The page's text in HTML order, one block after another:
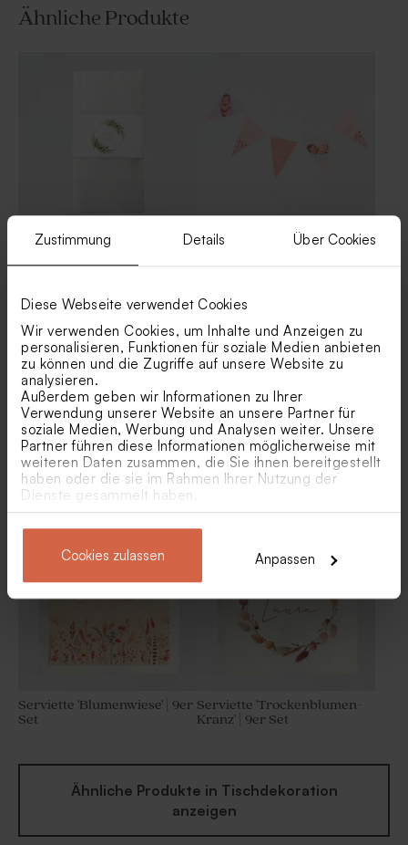
Zustimmung Details Über Cookies
Diese Webseite verwendet Cookies
Wir verwenden Cookies, um Inhalte und Anzeigen zu
personalisieren, Funktionen für soziale Medien anbieten
zu können und die Zugriffe auf unsere Website zu
analysieren.
Außerdem geben wir Informationen zu Ihrer
Verwendung unserer Website an unsere Partner für
soziale Medien, Werbung und Analysen weiter. Unsere
Partner führen diese Informationen möglicherweise mit
weiteren Daten zusammen, die Sie ihnen bereitgestellt
haben oder die sie im Rahmen Ihrer Nutzung der
Dienste gesammelt haben.
Cookies zulassen Anpassen
Ähnliche Produkte
Serviettenbanderole im
Personalisierte Girlande im
Personalisierte Girlande mit
Fotos
Girlande 'Indianerfuchs'
Serviette 'Blumenwiese' | 9er
Set
Serviette 'Trockenblumen-
Kranz' | 9er Set
Ähnliche Produkte in Tischdekoration
anzeigen